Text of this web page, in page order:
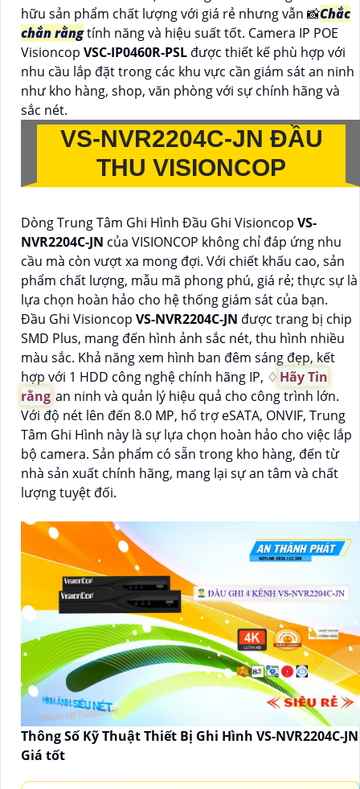
hữu sản phẩm chất lượng với giá rẻ nhưng vẫn 📸Chắc
chắn rằngtính năng và hiệu suất tốt. Camera IP POE
Visioncop VSC-IP0460R-PSL được thiết kế phù hợp với
nhu cầu lắp đặt trong các khu vực cần giám sát an ninh
như kho hàng, shop, văn phòng với sự chính hãng và
sắc nét.
VS-NVR2204C-JN ĐẦU
THU VISIONCOP
Dòng Trung Tâm Ghi Hình Đầu Ghi Visioncop VS-
NVR2204C-JN của VISIONCOP không chỉ đáp ứng nhu
cầu mà còn vượt xa mong đợi. Với chiết khấu cao, sản
phẩm chất lượng, mẫu mã phong phú, giá rẻ; thực sự là
lựa chọn hoàn hảo cho hệ thống giám sát của bạn.
Đầu Ghi Visioncop VS-NVR2204C-JN được trang bị chip
SMD Plus, mang đến hình ảnh sắc nét, thu hình nhiều
màu sắc. Khả năng xem hình ban đêm sáng đẹp, kết
hợp với 1 HDD công nghệ chính hãng IP, ♢ Hãy Tin
rằng an ninh và quản lý hiệu quả cho công trình lớn.
Với độ nét lên đến 8.0 MP, hổ trợ eSATA, ONVIF, Trung
Tâm Ghi Hình này là sự lựa chọn hoàn hảo cho việc lắp
bộ camera. Sản phẩm có sẵn trong kho hàng, đến từ
nhà sản xuất chính hãng, mang lại sự an tâm và chất
lượng tuyệt đối.
Thông Số Kỹ Thuật Thiết Bị Ghi Hình VS-NVR2204C-JN
Giá tốt